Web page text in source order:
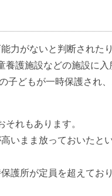
力がないと判断された
護施設などの施設に
子どもが一時保護さ
れもあります。
高いまま放っておいた
護所が定員を超えて